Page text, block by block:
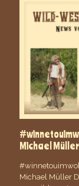
Michael Müller
Michael Müller